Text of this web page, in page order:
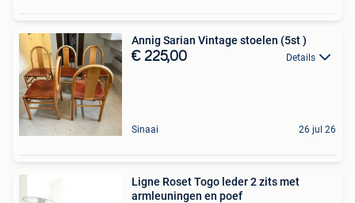
Annig Sarian Vintage stoelen (5st )
€ 225,00 Details
Sinaai 26 jul 26
Ligne Roset Togo leder 2 zits met
armleuningen en poef